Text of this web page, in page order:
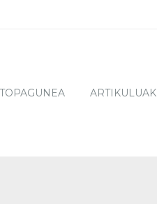
TOPAGUNEA ARTIKULUAK